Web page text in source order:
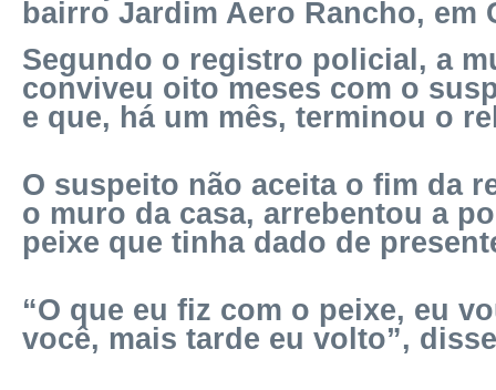
bairro Jardim Aero Rancho, em
Segundo o registro policial, a
conviveu oito meses com o
e que, há um mês, terminou o
O suspeito não aceita o fim da
o muro da casa, arrebentou a
peixe que tinha dado de
“O que eu fiz com o peixe, eu
você, mais tarde eu volto”,